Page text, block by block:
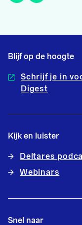
Blijf op de hoogte
Schrijf je in
Digest
Kijk en luister
Deltares
Webinars
Snel naar